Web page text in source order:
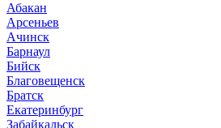
Абакан
Арсеньев
Ачинск
Барнаул
Бийск
Благовещенск
Братск
Екатеринбург
Забайкальск